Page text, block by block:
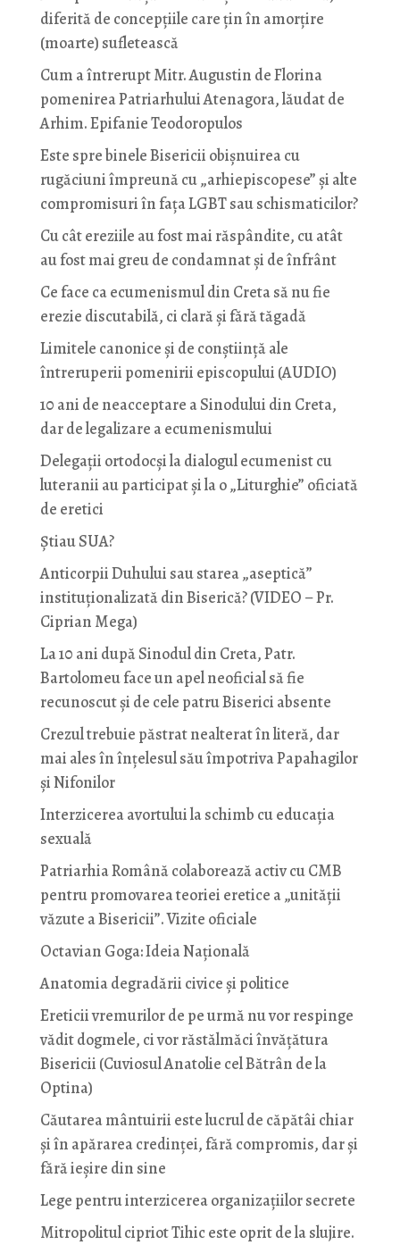
diferită de concepțiile care țin în amorțire
(moarte) sufletească
Cum a întrerupt Mitr. Augustin de Florina
pomenirea Patriarhului Atenagora, lăudat de
Arhim. Epifanie Teodoropulos
Este spre binele Bisericii obișnuirea cu
rugăciuni împreună cu „arhiepiscopese” și alte
compromisuri în fața LGBT sau schismaticilor?
Cu cât ereziile au fost mai răspândite, cu atât
au fost mai greu de condamnat și de înfrânt
Ce face ca ecumenismul din Creta să nu fie
erezie discutabilă, ci clară și fără tăgadă
Limitele canonice și de conștiință ale
întreruperii pomenirii episcopului (AUDIO)
10 ani de neacceptare a Sinodului din Creta,
dar de legalizare a ecumenismului
Delegații ortodocși la dialogul ecumenist cu
luteranii au participat și la o „Liturghie” oficiată
de eretici
Știau SUA?
Anticorpii Duhului sau starea „aseptică”
instituționalizată din Biserică? (VIDEO – Pr.
Ciprian Mega)
La 10 ani după Sinodul din Creta, Patr.
Bartolomeu face un apel neoficial să fie
recunoscut și de cele patru Biserici absente
Crezul trebuie păstrat nealterat în literă, dar
mai ales în înțelesul său împotriva Papahagilor
și Nifonilor
Interzicerea avortului la schimb cu educaţia
sexuală
Patriarhia Română colaborează activ cu CMB
pentru promovarea teoriei eretice a „unității
văzute a Bisericii”. Vizite oficiale
Octavian Goga: Ideia Naţională
Anatomia degradării civice și politice
Ereticii vremurilor de pe urmă nu vor respinge
vădit dogmele, ci vor răstălmăci învățătura
Bisericii (Cuviosul Anatolie cel Bătrân de la
Optina)
Căutarea mântuirii este lucrul de căpătâi chiar
și în apărarea credinței, fără compromis, dar și
fără ieșire din sine
Lege pentru interzicerea organizaţiilor secrete
Mitropolitul cipriot Tihic este oprit de la slujire.